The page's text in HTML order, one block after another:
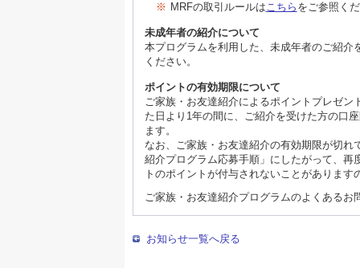
※ MRFの取引ルールはこちら をご参照く
未成年者の紹介について
本プログラムを利用した、未成年者のご紹
ください。
ポイントの有効期限について
ご家族・お友達紹介によるポイントプレゼ
た日より1年の間に、ご紹介を受けた方の口
ます。
なお、ご家族・お友達紹介の有効期限が切
紹介プログラム応募手順」にしたがって、
トのポイントが付与されないことがあります
ご家族・お友達紹介プログラムのよくあるお
お知らせ一覧へ戻る